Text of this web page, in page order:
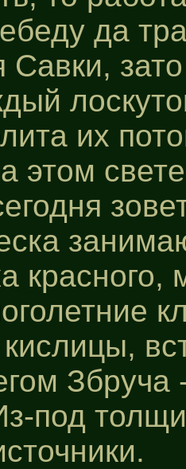
да
их
этом
красного,
под